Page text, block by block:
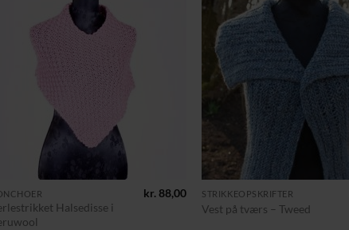
ønskeliste
Halsedisse i
kr.88,00
+
STRIKKEOPSKRIFTER
Vest på tværs – Tweed